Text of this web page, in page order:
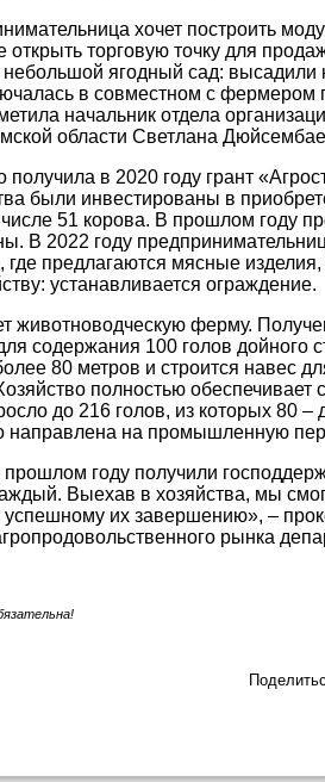
хочет построить
торговую точку для
ягодный сад:
в совместном с фермером
начальник отдела
области Светлана
в 2020 году грант
были инвестированы в
51 корова. В прошлом году
В 2022 году
предлагаются мясные
устанавливается ограждение.
ферму.
содержания 100 голов дойного
80 метров и строится навес
полностью обеспечивает
до 216 голов, из которых
направлена на промышленную
году получили
Выехав в хозяйства, мы
их завершению», –
рынка